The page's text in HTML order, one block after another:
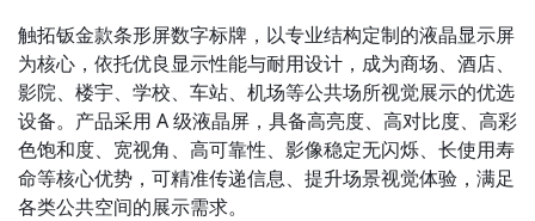
触拓钣金款条形屏数字标牌，以专业结构定制的液晶显示屏
为核心，依托优良显示性能与耐用设计，成为商场、酒店、
影院、楼宇、学校、车站、机场等公共场所视觉展示的优选
设备。产品采用 A 级液晶屏，具备高亮度、高对比度、高彩
色饱和度、宽视角、高可靠性、影像稳定无闪烁、长使用寿
命等核心优势，可精准传递信息、提升场景视觉体验，满足
各类公共空间的展示需求。